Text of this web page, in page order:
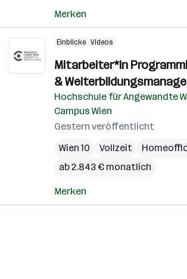
Merken
Einblicke Videos
Mitarbeiter*in
&
Hochschule für Angewandte
Campus Wien
Gestern veröffentlicht
Wien 10
Vollzeit
ab 2.843 € monatlich
Merken